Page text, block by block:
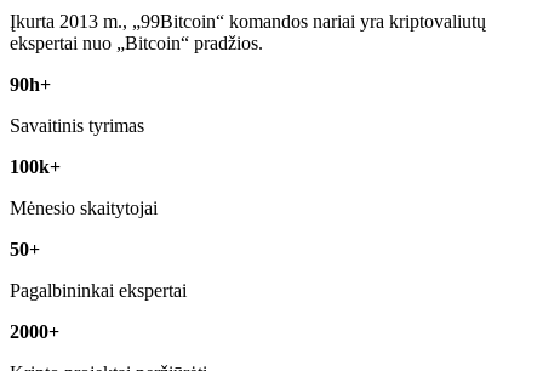
Įkurta 2013 m., „99Bitcoin“ komandos nariai yra kriptovaliutų
ekspertai nuo „Bitcoin“ pradžios.
90h+
Savaitinis tyrimas
100k+
Mėnesio skaitytojai
50+
Pagalbininkai ekspertai
2000+